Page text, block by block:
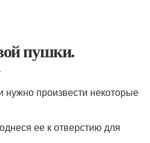
пушки.
произвести некоторые
ее к отверстию для